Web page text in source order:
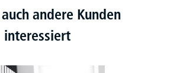
andere Kunden
interessiert